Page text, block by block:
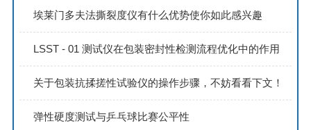
埃莱门多夫法撕裂度仪有什么优势使你如此感兴趣
LSST - 01 测试仪在包装密封性检测流程优化中的作用
关于包装抗揉搓性试验仪的操作步骤，不妨看看下文！
弹性硬度测试与乒乓球比赛公平性